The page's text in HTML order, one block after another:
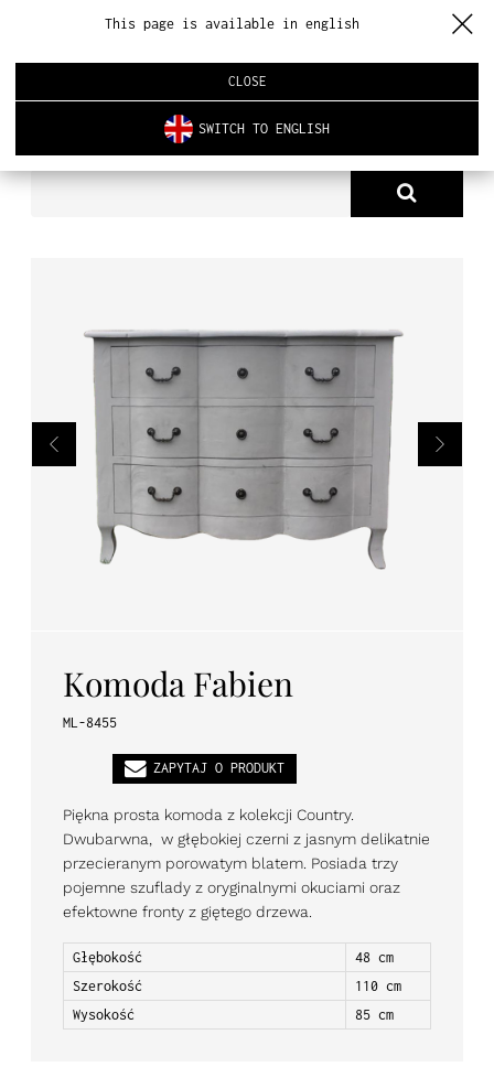
O NAS
ARCHITEKTURA WNĘTRZ
REALIZACJE
AKTUALNOŚCI
PL DE
KOMODA FABIEN
Komoda Fabien
ML-8455
ZAPYTAJ O PRODUKT
Piękna prosta komoda z kolekcji Country.
Dwubarwna, w głębokiej czerni z jasnym delikatnie
przecieranym porowatym blatem. Posiada trzy
pojemne szuflady z oryginalnymi okuciami oraz
efektowne fronty z giętego drzewa.
Głębokość
48 cm
Szerokość
110 cm
Wysokość
85 cm
This page is available in english
CLOSE
SWITCH TO ENGLISH